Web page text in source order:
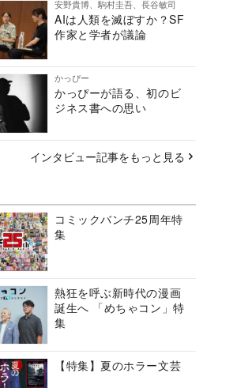
安野貴博、駒村圭吾、長谷敏司
AIは人類を滅ぼすか？SF
作家と学者が議論
かっぴー
かっぴーが語る、初のビ
ジネス書への思い
インタビュー記事をもっと見る
コミックバンチ25周年特
集
熱狂を呼ぶ新時代の漫画
誕生へ 「めちゃコン」特
集
【特集】夏のホラー文芸